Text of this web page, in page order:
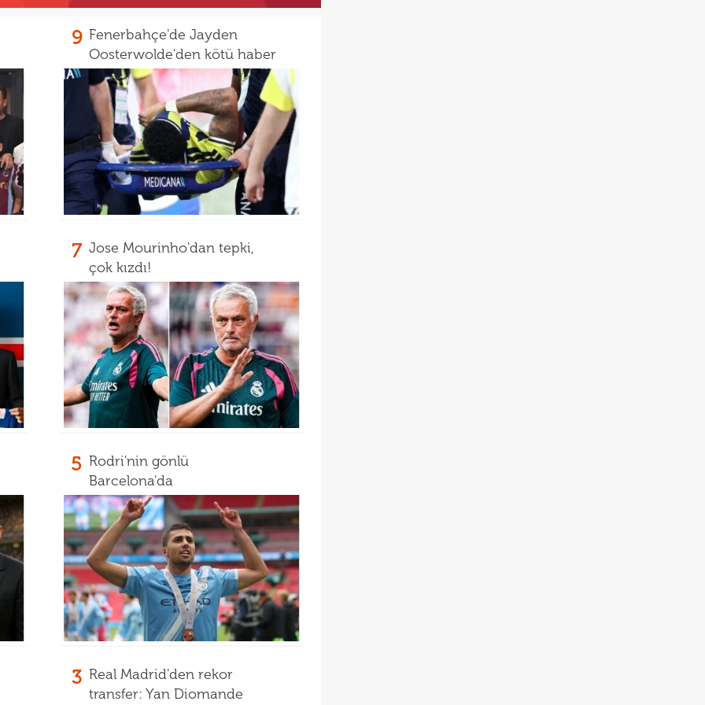
9 Fenerbahçe'de Jayden
Oosterwolde'den kötü haber
7 Jose Mourinho'dan tepki,
çok kızdı!
5 Rodri'nin gönlü
Barcelona'da
3 Real Madrid'den rekor
transfer: Yan Diomande